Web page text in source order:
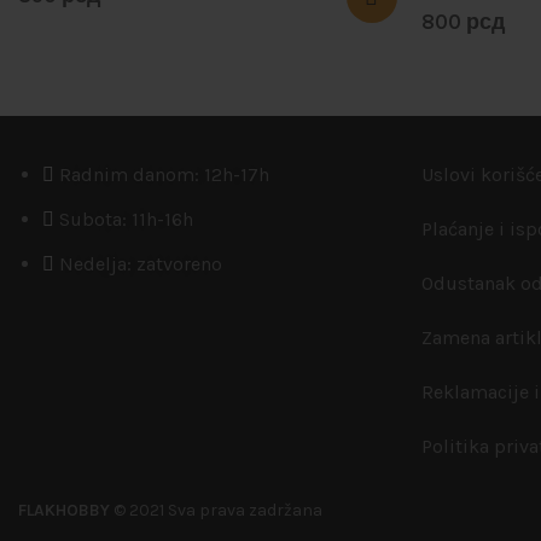
800 рсд
Radnim danom: 12h-17h
Subota: 11h-16h
Nedelja: zatvoreno
Uslovi
Plaćanje i
Odustanak
Zamena
Reklamacije
Politika
FLAKHOBBY © 2021 Sva prava zadržana